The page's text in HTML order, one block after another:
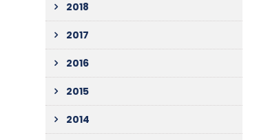
2018
2017
2016
2015
2014